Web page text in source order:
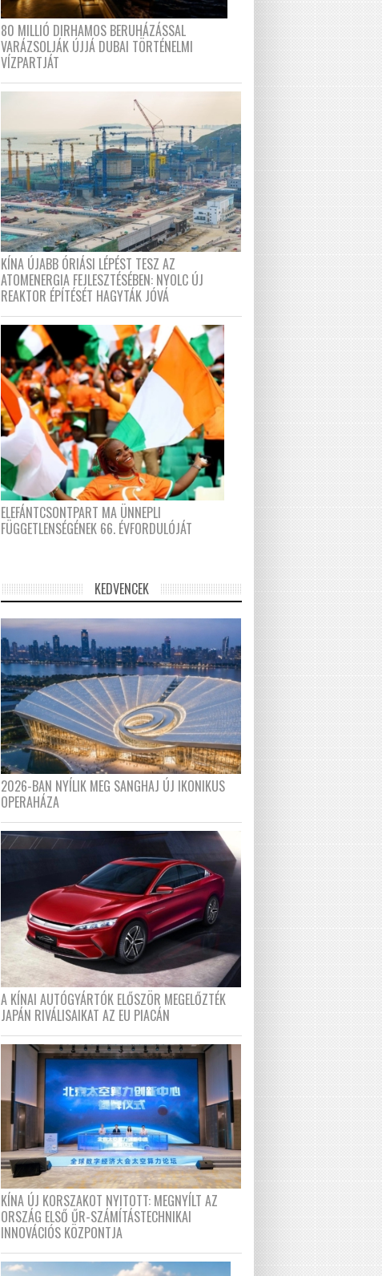
80 MILLIÓ DIRHAMOS BERUHÁZÁSSAL
VARÁZSOLJÁK ÚJJÁ DUBAI TÖRTÉNELMI
VÍZPARTJÁT
KÍNA ÚJABB ÓRIÁSI LÉPÉST TESZ AZ
ATOMENERGIA FEJLESZTÉSÉBEN: NYOLC ÚJ
REAKTOR ÉPÍTÉSÉT HAGYTÁK JÓVÁ
ELEFÁNTCSONTPART MA ÜNNEPLI
FÜGGETLENSÉGÉNEK 66. ÉVFORDULÓJÁT
KEDVENCEK
2026-BAN NYÍLIK MEG SANGHAJ ÚJ IKONIKUS
OPERAHÁZA
A KÍNAI AUTÓGYÁRTÓK ELŐSZÖR MEGELŐZTÉK
JAPÁN RIVÁLISAIKAT AZ EU PIACÁN
KÍNA ÚJ KORSZAKOT NYITOTT: MEGNYÍLT AZ
ORSZÁG ELSŐ ŰR-SZÁMÍTÁSTECHNIKAI
INNOVÁCIÓS KÖZPONTJA